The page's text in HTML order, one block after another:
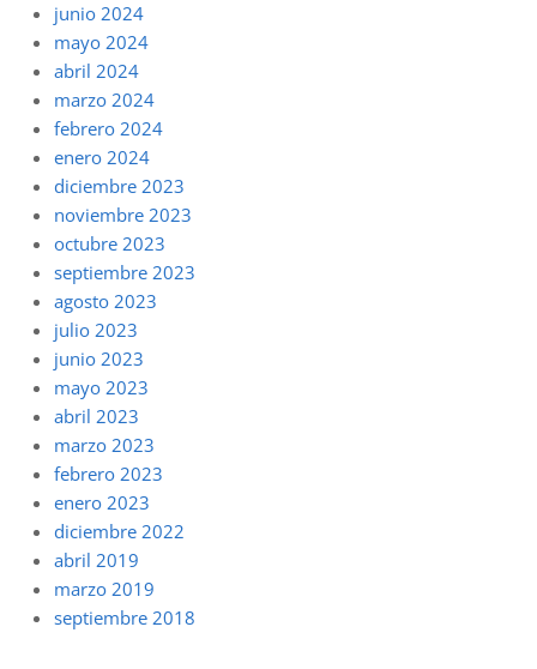
junio 2024
mayo 2024
abril 2024
marzo 2024
febrero 2024
enero 2024
diciembre 2023
noviembre 2023
octubre 2023
septiembre 2023
agosto 2023
julio 2023
junio 2023
mayo 2023
abril 2023
marzo 2023
febrero 2023
enero 2023
diciembre 2022
abril 2019
marzo 2019
septiembre 2018